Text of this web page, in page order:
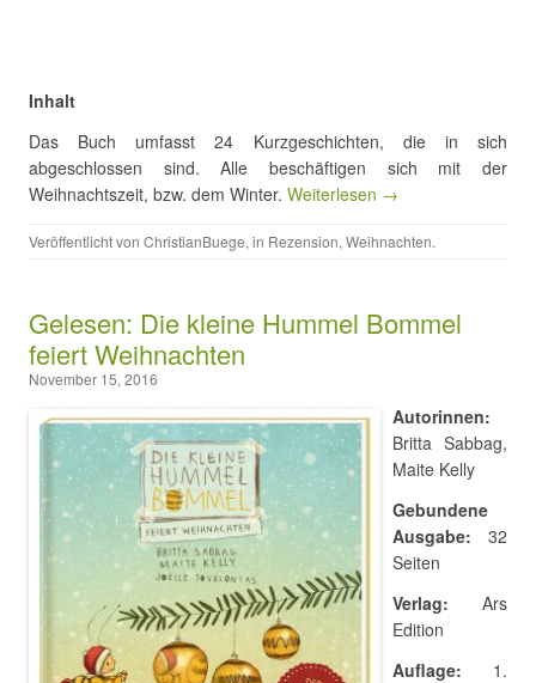
Inhalt
Das Buch umfasst 24 Kurzgeschichten, die in sich
abgeschlossen sind. Alle beschäftigen sich mit der
Weihnachtszeit, bzw. dem Winter. Weiterlesen →
Veröffentlicht von ChristianBuege, in Rezension, Weihnachten.
Gelesen: Die kleine Hummel Bommel
feiert Weihnachten
November 15, 2016
Autorinnen:
Britta Sabbag,
Maite Kelly
Gebundene
Ausgabe: 32
Seiten
Verlag: Ars
Edition
Auflage: 1.